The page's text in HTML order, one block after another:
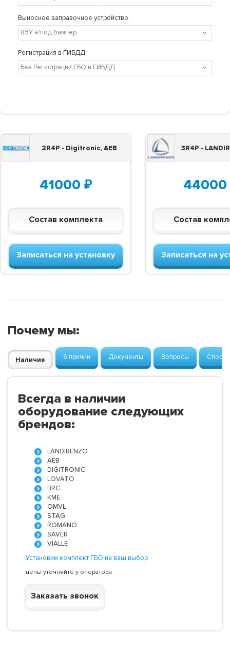
Выносное заправочное устройство:
Регистрация в ГИБДД:
2R4P - Digitronic, AEB
41000 ₽
Состав комплекта
Записаться на установку
3R4P -
44000
Состав
Записаться на
Почему мы:
Наличие 6 причин Документы Вопросы
Всегда в наличии
оборудование следующих
брендов:
LANDIRENZO
AEB
DIGITRONIC
LOVATO
BRC
KME
OMVL
STAG
ROMANO
SAVER
VIALLE
Установим комплект ГБО на ваш выбор
цены уточняйте у оператора
Заказать звонок